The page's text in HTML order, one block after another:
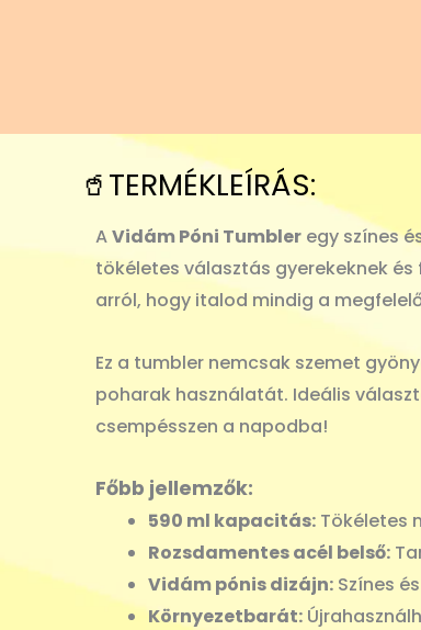
🥤TERMÉKLEÍRÁS:
AVidám Póni Tumbler egy színes
tökéletes választás gyerekeknek
arról, hogy italod mindig a
Ez a tumbler nemcsak szemet
poharak használatát. Ideális
csempésszen a napodba!
Főbb jellemzők:
590 ml kapacitás: Tökéletes
Rozsdamentes acél belső:
Vidám pónis dizájn: Színes
Környezetbarát: